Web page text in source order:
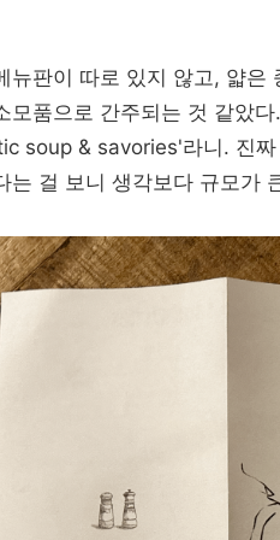
뉴판이 따로 있지 않고, 얇은
모품으로 간주되는 것 같았다.
soup & savories'라니. 진
는 걸 보니 생각보다 규모가